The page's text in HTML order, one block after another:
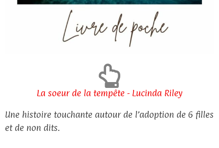
La soeur de la tempête - Lucinda Riley
Une histoire touchante autour de l’adoption de 6 filles
et de non dits.